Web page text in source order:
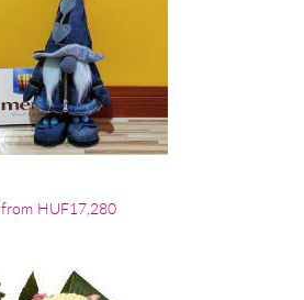
from HUF17,280